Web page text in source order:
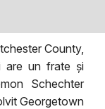
County,
are un frate și
Schechter
Georgetown